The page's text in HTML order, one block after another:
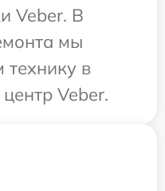
Veber. В
мы
технику в
Veber.